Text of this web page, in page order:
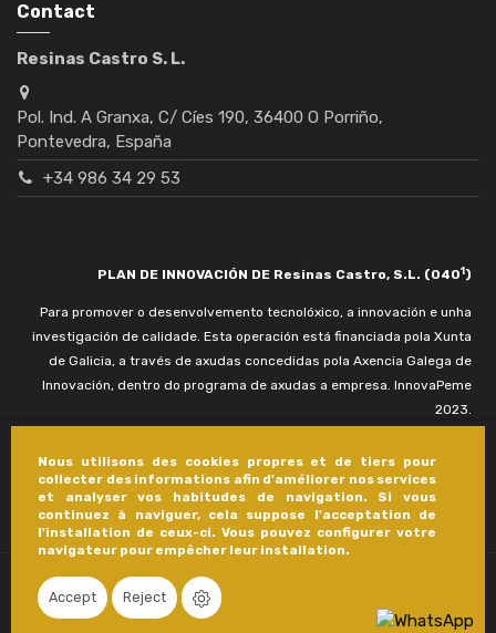
Nous utilisons des cookies propres et de tiers pour
collecter des informations afin d'améliorer nos services
et analyser vos habitudes de navigation. Si vous
continuez à naviguer, cela suppose l'acceptation de
l'installation de ceux-ci. Vous pouvez configurer votre
navigateur pour empêcher leur installation.
Accept Reject
Contact
Resinas Castro S. L.
Pol. Ind. A Granxa, C/ Cíes 190, 36400 O Porriño,
Pontevedra, España
+34 986 34 29 53
PLAN DE INNOVACIÓN DE Resinas Castro, S.L. (0401)
Para promover o desenvolvemento tecnolóxico, a innovación e unha
investigación de calidade. Esta operación está financiada pola Xunta
de Galicia, a través de axudas concedidas pola Axencia Galega de
Innovación, dentro do programa de axudas a empresa. InnovaPeme
2023.